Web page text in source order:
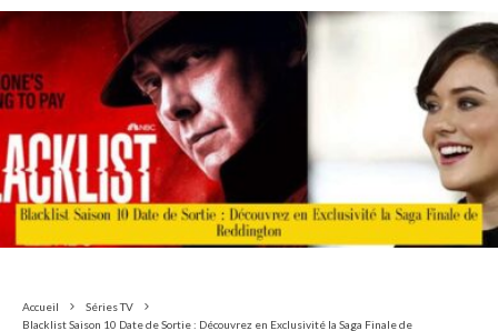
Accueil
Séries TV
Blacklist Saison 10 Date de Sortie : Découvrez en Exclusivité la Saga Finale de